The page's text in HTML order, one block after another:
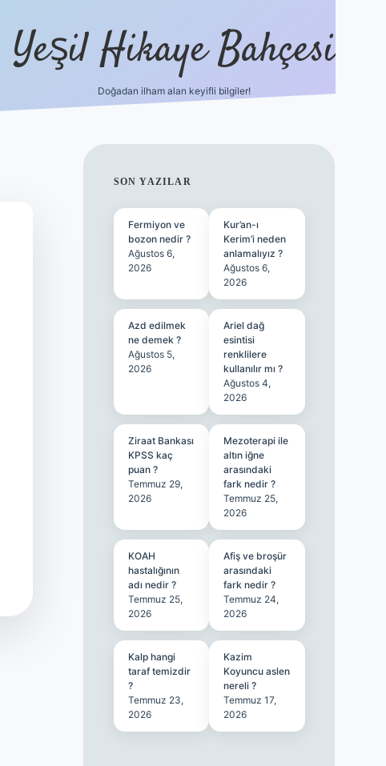
Yeşil Hikaye Bahçesi
Doğadan ilham alan keyifli bilgiler!
SIDEBAR
SON YAZILAR
Fermiyon ve
bozon nedir ?
Ağustos 6,
2026
Kur’an-ı
Kerim’i neden
anlamalıyız ?
Ağustos 6,
2026
Azd edilmek
ne demek ?
Ağustos 5,
2026
Ariel dağ
esintisi
renklilere
kullanılır mı ?
Ağustos 4,
2026
Ziraat Bankası
KPSS kaç
puan ?
Temmuz 29,
2026
Mezoterapi ile
altın iğne
arasındaki
fark nedir ?
Temmuz 25,
2026
KOAH
hastalığının
adı nedir ?
Temmuz 25,
2026
Afiş ve broşür
arasındaki
fark nedir ?
Temmuz 24,
2026
Kalp hangi
taraf temizdir
?
Temmuz 23,
2026
Kazim
Koyuncu aslen
nereli ?
Temmuz 17,
2026
ilbet güncel giriş adresiilbet